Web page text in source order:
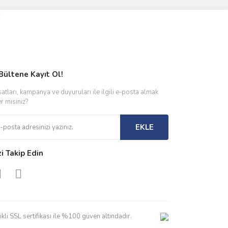
Kayıt Ol!
kampanya ve duyuruları ile ilgili e-posta almak
misiniz?
EKLE
Takip Edin
SSL sertifikası ile %100 güven altındadır.